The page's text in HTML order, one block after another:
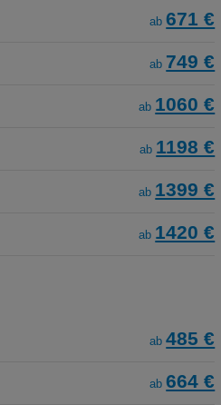
ab 671 €
ab 749 €
ab 1060 €
ab 1198 €
ab 1399 €
ab 1420 €
ab 485 €
ab 664 €